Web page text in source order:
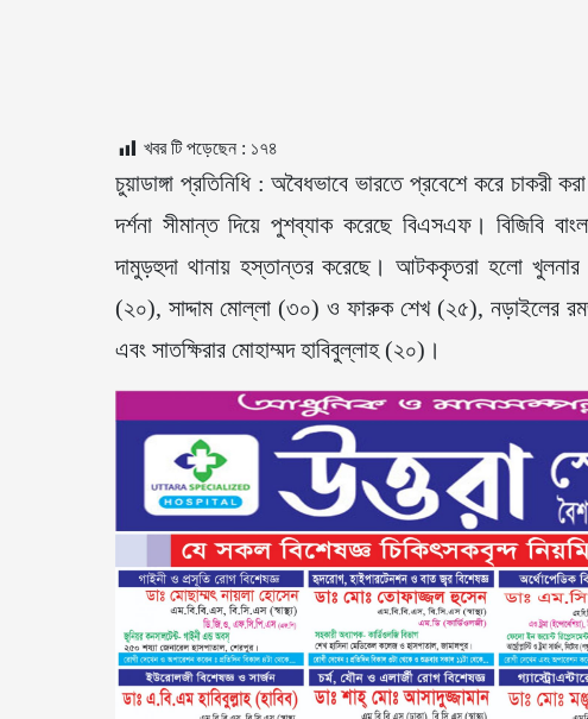
খবর টি পড়েছেন : ১৭৪
চুয়াডাঙ্গা প্রতিনিধি : অবৈধভাবে ভারতে প্রবেশে করে চাকরী
দর্শনা সীমান্ত দিয়ে পুশব্যাক করেছে বিএসএফ। বিজিবি
দামুড়হুদা থানায় হস্তান্তর করেছে। আটককৃতরা হলো
(২০), সাদ্দাম মোল্লা (৩০) ও ফারুক শেখ (২৫), নড়াইলের
এবং সাতক্ষিরার মোহাম্মদ হাবিবুল্লাহ (২০)।